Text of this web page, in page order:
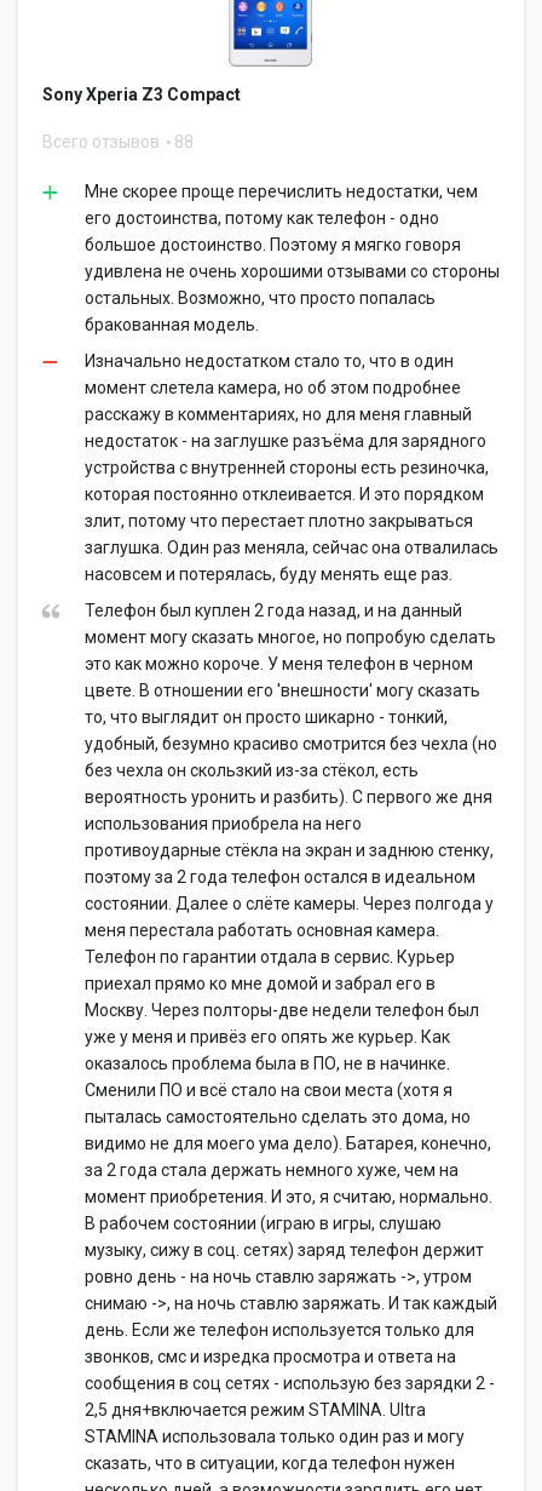
Sony Xperia Z3 Compact
Всего отзывов 88
Мне скорее проще перечислить недостатки, чем
его достоинства, потому как телефон - одно
большое достоинство. Поэтому я мягко говоря
удивлена не очень хорошими отзывами со стороны
остальных. Возможно, что просто попалась
бракованная модель.
Изначально недостатком стало то, что в один
момент слетела камера, но об этом подробнее
расскажу в комментариях, но для меня главный
недостаток - на заглушке разъёма для зарядного
устройства с внутренней стороны есть резиночка,
которая постоянно отклеивается. И это порядком
злит, потому что перестает плотно закрываться
заглушка. Один раз меняла, сейчас она отвалилась
насовсем и потерялась, буду менять еще раз.
Телефон был куплен 2 года назад, и на данный
момент могу сказать многое, но попробую сделать
это как можно короче. У меня телефон в черном
цвете. В отношении его 'внешности' могу сказать
то, что выглядит он просто шикарно - тонкий,
удобный, безумно красиво смотрится без чехла (но
без чехла он скользкий из-за стёкол, есть
вероятность уронить и разбить). С первого же дня
использования приобрела на него
противоударные стёкла на экран и заднюю стенку,
поэтому за 2 года телефон остался в идеальном
состоянии. Далее о слёте камеры. Через полгода у
меня перестала работать основная камера.
Телефон по гарантии отдала в сервис. Курьер
приехал прямо ко мне домой и забрал его в
Москву. Через полторы-две недели телефон был
уже у меня и привёз его опять же курьер. Как
оказалось проблема была в ПО, не в начинке.
Сменили ПО и всё стало на свои места (хотя я
пыталась самостоятельно сделать это дома, но
видимо не для моего ума дело). Батарея, конечно,
за 2 года стала держать немного хуже, чем на
момент приобретения. И это, я считаю, нормально.
В рабочем состоянии (играю в игры, слушаю
музыку, сижу в соц. сетях) заряд телефон держит
ровно день - на ночь ставлю заряжать ->, утром
снимаю ->, на ночь ставлю заряжать. И так каждый
день. Если же телефон используется только для
звонков, смс и изредка просмотра и ответа на
сообщения в соц сетях - использую без зарядки 2 -
2,5 дня+включается режим STAMINA. Ultra
STAMINA использовала только один раз и могу
сказать, что в ситуации, когда телефон нужен